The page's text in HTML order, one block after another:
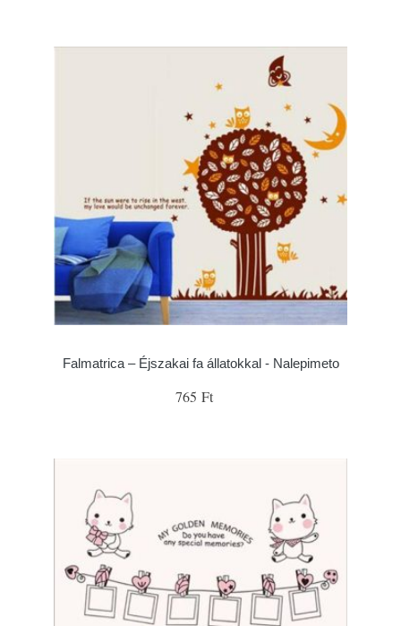
Falmatrica – Éjszakai fa állatokkal - Nalepimeto
765 Ft